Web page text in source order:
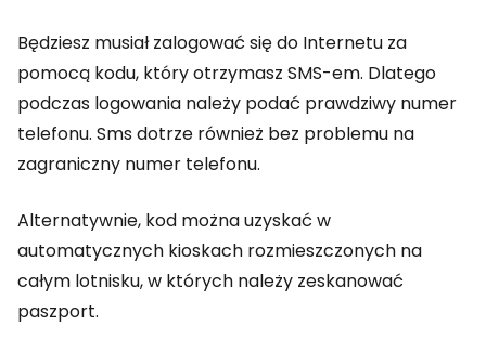
Będziesz musiał zalogować się do Internetu za
pomocą kodu, który otrzymasz SMS-em. Dlatego
podczas logowania należy podać prawdziwy numer
telefonu. Sms dotrze również bez problemu na
zagraniczny numer telefonu.
Alternatywnie, kod można uzyskać w
automatycznych kioskach rozmieszczonych na
całym lotnisku, w których należy zeskanować
paszport.